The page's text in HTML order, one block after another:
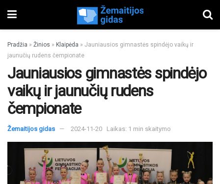
Pradžia » Žinios » Klaipėda » Jauniausios gimnastės spindėjo vaikų ir
jaunučių rudens čempionate
Jauniausios gimnastės spindėjo
vaikų ir jaunučių rudens
čempionate
Žemaitijos gidas 2024-11-20 Laikas: 1 min skaitymo